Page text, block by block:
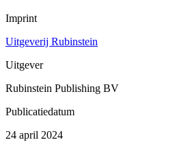
Imprint
Uitgeverij Rubinstein
Uitgever
Rubinstein Publishing BV
Publicatiedatum
24 april 2024